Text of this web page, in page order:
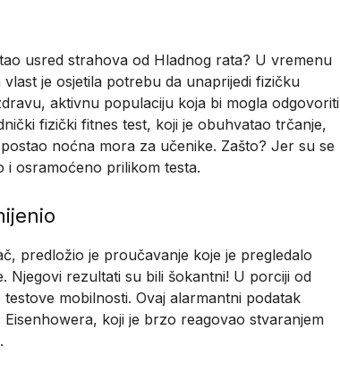
usred strahova od Hladnog rata? U vremenu
je osjetila potrebu da unaprijedi fizičku
aktivnu populaciju koja bi mogla odgovoriti
fizički fitnes test, koji je obuhvatao trčanje,
noćna mora za učenike. Zašto? Jer su se
i osramoćeno prilikom testa.
predložio je proučavanje koje je pregledalo
Njegovi rezultati su bili šokantni! U porciji od
mobilnosti. Ovaj alarmantni podatak
koji je brzo reagovao stvaranjem